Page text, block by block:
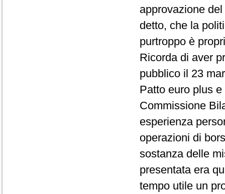
approvazione
detto, che la
purtroppo è
Ricorda di aver
pubblico il 23
Patto euro plus
Commissione
esperienza
operazioni di
sostanza delle
presentata era
tempo utile un